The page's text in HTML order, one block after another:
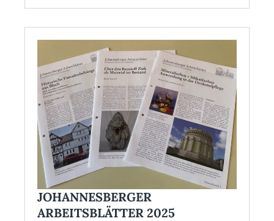
JOHANNESBERGER
ARBEITSBLÄTTER 2025